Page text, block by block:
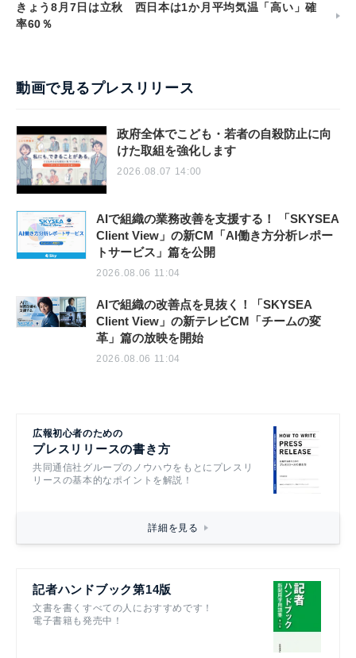
きょう8月7日は立秋 西日本は1か月平均気温「高い」確
率60％
動画で見るプレスリリース
政府全体でこども・若者の自殺防止に向
けた取組を強化します
2026.08.07 14:00
AIで組織の業務改善を支援する！ 「SKYSEA
Client View」の新CM「AI働き方分析レポー
トサービス」篇を公開
2026.08.06 11:04
AIで組織の改善点を見抜く！「SKYSEA
Client View」の新テレビCM「チームの変
革」篇の放映を開始
2026.08.06 11:04
広報初心者のための
プレスリリースの書き方
共同通信社グループのノウハウをもとにプレスリ
リースの基本的なポイントを解説！
詳細を見る
記者ハンドブック第14版
文書を書くすべての人におすすめです！
電子書籍も発売中！